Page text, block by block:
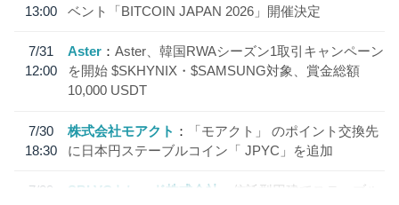
13:00
ベント「BITCOIN JAPAN 2026」開催決定
7/31
12:00
Aster
Aster、韓国RWAシーズン1取引キャンペーン
を開始 $SKHYNIX・$SAMSUNG対象、賞金総額
10,000 USDT
7/30
18:30
株式会社モアクト
「モアクト」 のポイント交換先
に日本円ステーブルコイン「 JPYC」を追加
7/29
SBI VCトレード株式会社
信託型円建てステーブル